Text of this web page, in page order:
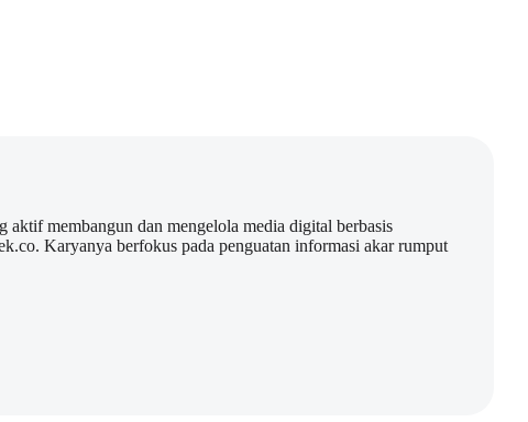
membangun dan mengelola media digital berbasis
Karyanya berfokus pada penguatan informasi akar rumput